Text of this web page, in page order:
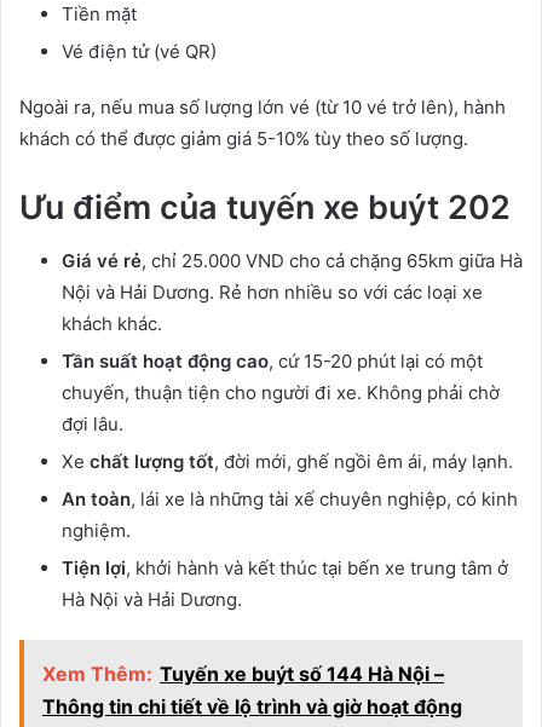
Tiền mặt
Vé điện tử (vé QR)
Ngoài ra, nếu mua số lượng lớn vé (từ 10 vé trở lên), hành
khách có thể được giảm giá 5-10% tùy theo số lượng.
Ưu điểm của tuyến xe buýt 202
Giá vé rẻ, chỉ 25.000 VND cho cả chặng 65km giữa Hà
Nội và Hải Dương. Rẻ hơn nhiều so với các loại xe
khách khác.
Tần suất hoạt động cao, cứ 15-20 phút lại có một
chuyến, thuận tiện cho người đi xe. Không phải chờ
đợi lâu.
Xe chất lượng tốt, đời mới, ghế ngồi êm ái, máy lạnh.
An toàn, lái xe là những tài xế chuyên nghiệp, có kinh
nghiệm.
Tiện lợi, khởi hành và kết thúc tại bến xe trung tâm ở
Hà Nội và Hải Dương.
Xem Thêm: Tuyến xe buýt số 144 Hà Nội –
Thông tin chi tiết về lộ trình và giờ hoạt động